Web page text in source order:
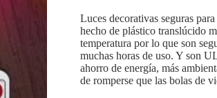
Luces decorativas seguras
hecho de plástico translúcido
temperatura por lo que son
muchas horas de uso. Y son
ahorro de energía, más
de romperse que las bolas de